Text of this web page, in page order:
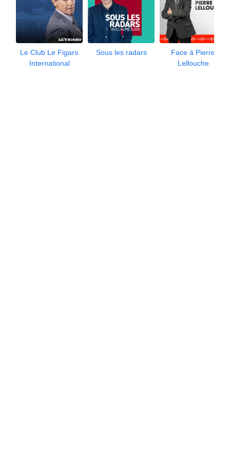
Le Club Le Figaro
International
Sous les radars
Face à Pierre
Lellouche